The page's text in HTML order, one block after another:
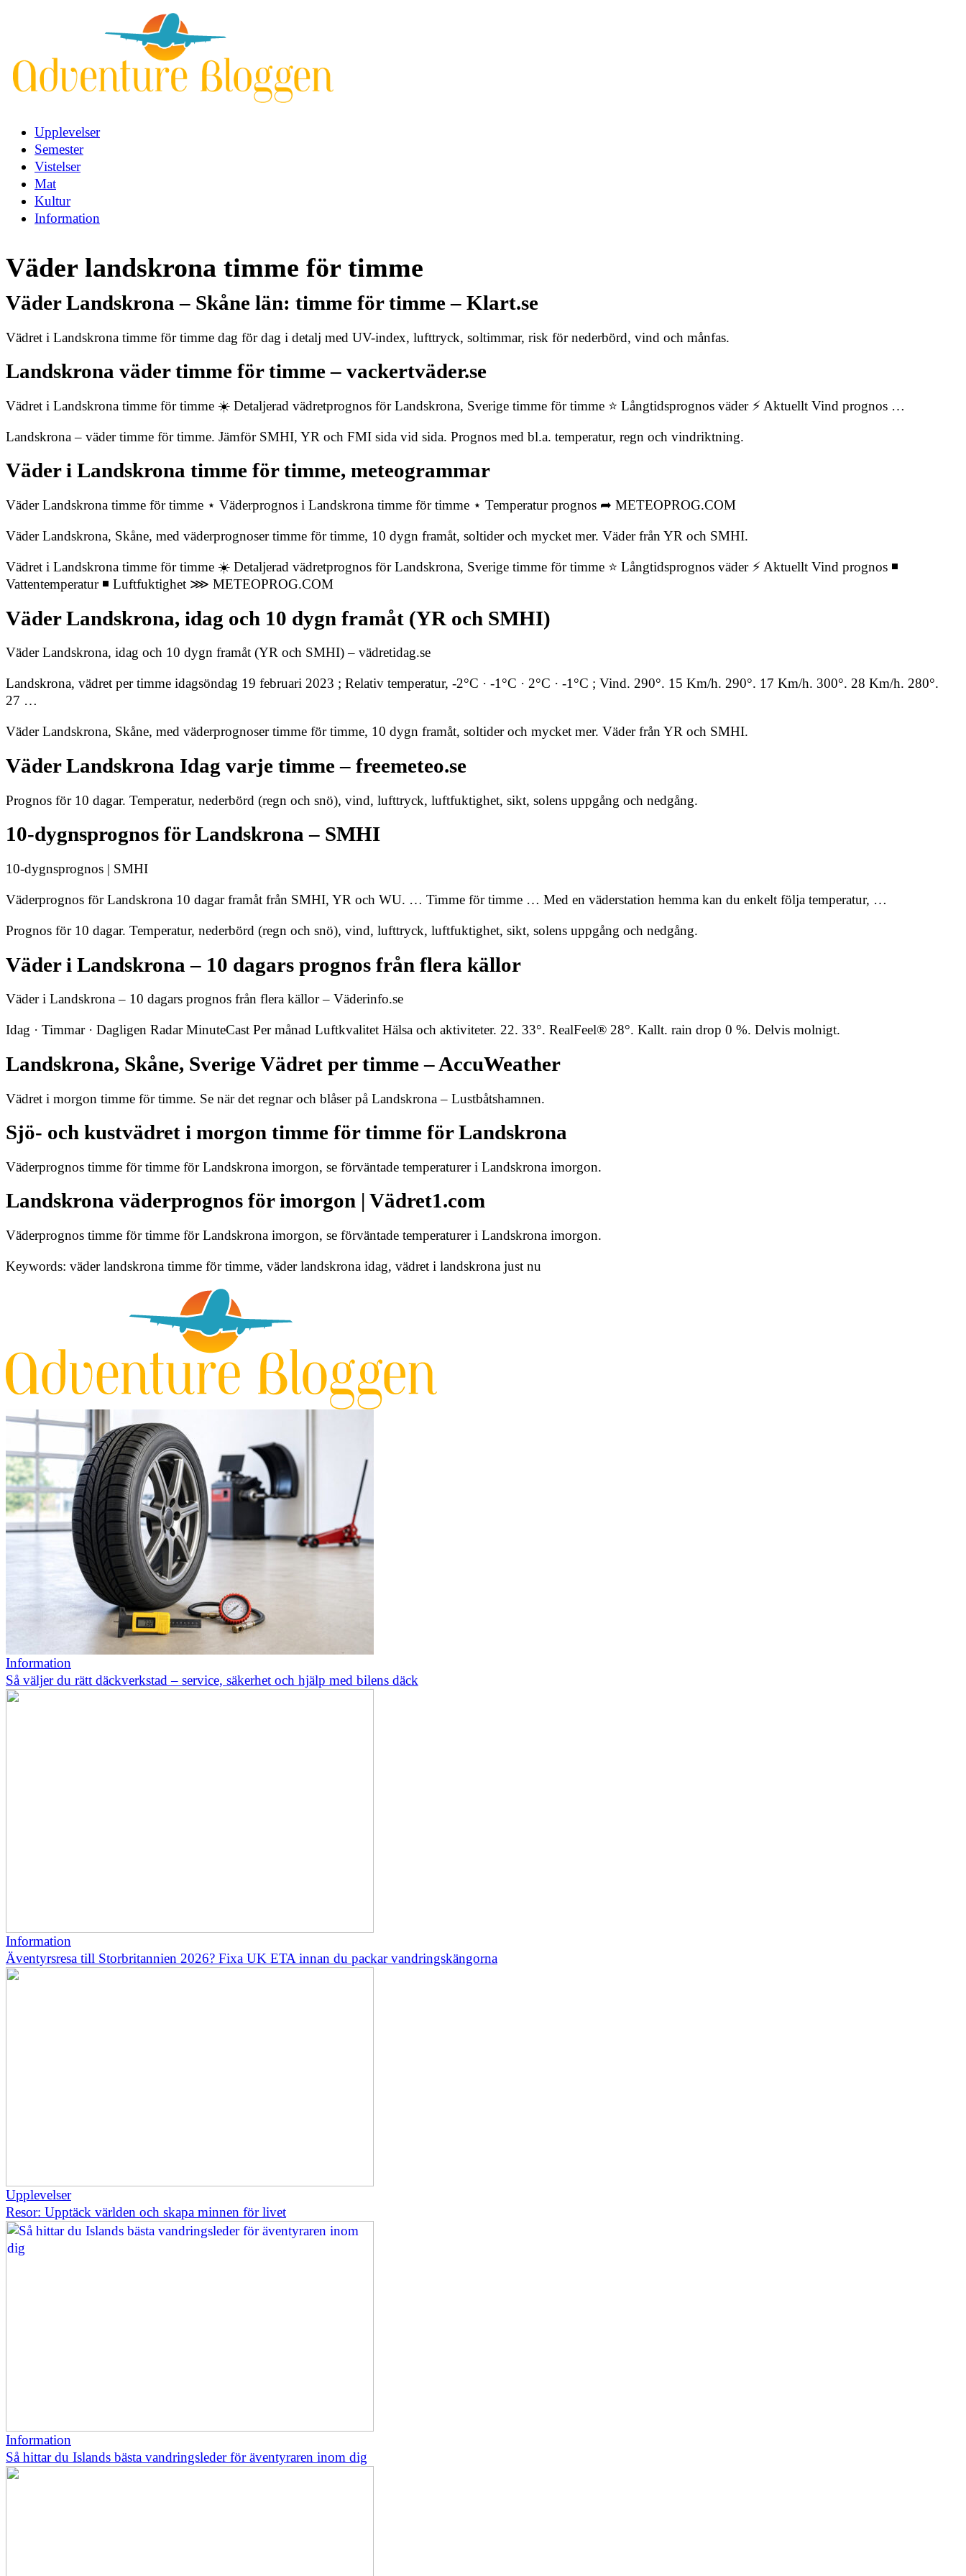
Upplevelser
Semester
Vistelser
Mat
Kultur
Information
Väder landskrona timme för timme
Väder Landskrona – Skåne län: timme för timme – Klart.se
Vädret i Landskrona timme för timme dag för dag i detalj med UV-index, lufttryck, soltimmar, risk för nederbörd, vind och månfas.
Landskrona väder timme för timme – vackertväder.se
Vädret i Landskrona timme för timme ☀️ Detaljerad vädretprognos för Landskrona, Sverige timme för timme ⭐ Långtidsprognos väder ⚡ Aktuellt Vind prognos …
Landskrona – väder timme för timme. Jämför SMHI, YR och FMI sida vid sida. Prognos med bl.a. temperatur, regn och vindriktning.
Väder i Landskrona timme för timme, meteogrammar
Väder Landskrona timme för timme ⋆ Väderprognos i Landskrona timme för timme ⋆ Temperatur prognos ➦ METEOPROG.COM
Väder Landskrona, Skåne, med väderprognoser timme för timme, 10 dygn framåt, soltider och mycket mer. Väder från YR och SMHI.
Vädret i Landskrona timme för timme ☀️ Detaljerad vädretprognos för Landskrona, Sverige timme för timme ⭐ Långtidsprognos väder ⚡ Aktuellt Vind prognos ◾
Vattentemperatur ◾ Luftfuktighet ⋙ METEOPROG.COM
Väder Landskrona, idag och 10 dygn framåt (YR och SMHI)
Väder Landskrona, idag och 10 dygn framåt (YR och SMHI) – vädretidag.se
Landskrona, vädret per timme idagsöndag 19 februari 2023 ; Relativ temperatur, -2°C · -1°C · 2°C · -1°C ; Vind. 290°. 15 Km/h. 290°. 17 Km/h. 300°. 28 Km/h. 280°.
27 …
Väder Landskrona, Skåne, med väderprognoser timme för timme, 10 dygn framåt, soltider och mycket mer. Väder från YR och SMHI.
Väder Landskrona Idag varje timme – freemeteo.se
Prognos för 10 dagar. Temperatur, nederbörd (regn och snö), vind, lufttryck, luftfuktighet, sikt, solens uppgång och nedgång.
10-dygnsprognos för Landskrona – SMHI
10-dygnsprognos | SMHI
Väderprognos för Landskrona 10 dagar framåt från SMHI, YR och WU. … Timme för timme … Med en väderstation hemma kan du enkelt följa temperatur, …
Prognos för 10 dagar. Temperatur, nederbörd (regn och snö), vind, lufttryck, luftfuktighet, sikt, solens uppgång och nedgång.
Väder i Landskrona – 10 dagars prognos från flera källor
Väder i Landskrona – 10 dagars prognos från flera källor – Väderinfo.se
Idag · Timmar · Dagligen Radar MinuteCast Per månad Luftkvalitet Hälsa och aktiviteter. 22. 33°. RealFeel® 28°. Kallt. rain drop 0 %. Delvis molnigt.
Landskrona, Skåne, Sverige Vädret per timme – AccuWeather
Vädret i morgon timme för timme. Se när det regnar och blåser på Landskrona – Lustbåtshamnen.
Sjö- och kustvädret i morgon timme för timme för Landskrona
Väderprognos timme för timme för Landskrona imorgon, se förväntade temperaturer i Landskrona imorgon.
Landskrona väderprognos för imorgon | Vädret1.com
Väderprognos timme för timme för Landskrona imorgon, se förväntade temperaturer i Landskrona imorgon.
Keywords: väder landskrona timme för timme, väder landskrona idag, vädret i landskrona just nu
Information
Så väljer du rätt däckverkstad – service, säkerhet och hjälp med bilens däck
Information
Äventyrsresa till Storbritannien 2026? Fixa UK ETA innan du packar vandringskängorna
Upplevelser
Resor: Upptäck världen och skapa minnen för livet
Information
Så hittar du Islands bästa vandringsleder för äventyraren inom dig